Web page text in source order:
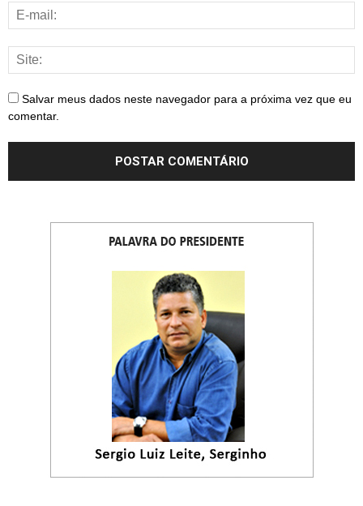
Salvar meus dados neste navegador para a próxima vez que eu
comentar.